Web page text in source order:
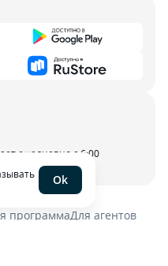
ежедневно с 6:00
программаДля агентов
Ok